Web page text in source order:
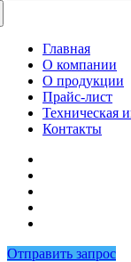
Главная
О компании
О продукции
Прайс-лист
Техническая
Контакты
Отправить запрос